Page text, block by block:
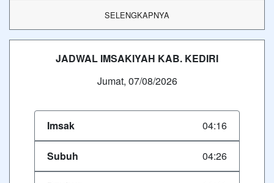
SELENGKAPNYA
JADWAL IMSAKIYAH KAB. KEDIRI
Jumat, 07/08/2026
Imsak 04:16
Subuh 04:26